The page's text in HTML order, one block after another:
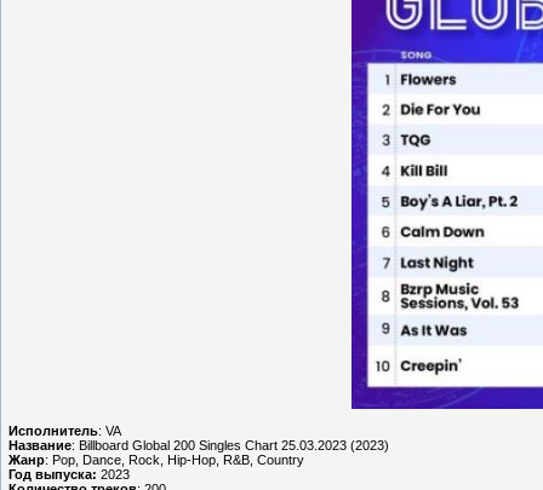
Исполнитель: VA
Название: Billboard Global 200 Singles Chart 25.03.2023 (2023)
Жанр: Pop, Dance, Rock, Hip-Hop, R&B, Country
Год выпуска: 2023